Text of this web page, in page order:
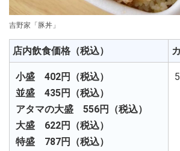
吉野家「豚丼」
店内飲食価格（税込）
小盛 402円（税込）
並盛 435円（税込）
アタマの大盛 556円（税込）
大盛 622円（税込）
特盛 787円（税込）